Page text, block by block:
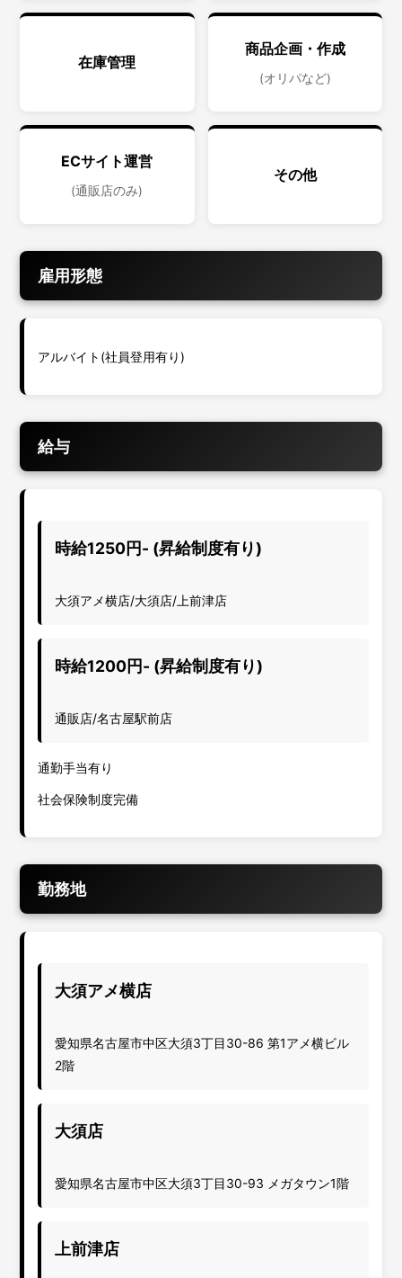
在庫管理
商品企画・作成
(オリパなど)
ECサイト運営
(通販店のみ)
その他
雇用形態
アルバイト(社員登用有り)
給与
時給1250円- (昇給制度有り)
大須アメ横店/大須店/上前津店
時給1200円- (昇給制度有り)
通販店/名古屋駅前店
通勤手当有り
社会保険制度完備
勤務地
大須アメ横店
愛知県名古屋市中区大須3丁目30-86 第1アメ横ビル
2階
大須店
愛知県名古屋市中区大須3丁目30-93 メガタウン1階
上前津店